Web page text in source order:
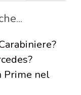
Prime nel